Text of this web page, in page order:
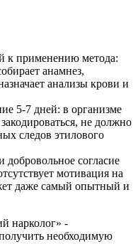
к применению метода:
анамнез,
анализы крови и
5-7 дней: в организме
не должно
следов этилового
добровольное согласие
мотивация на
даже самый опытный и
нарколог» -
необходимую